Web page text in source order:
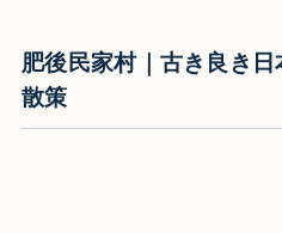
肥後民家村｜古き良き
散策